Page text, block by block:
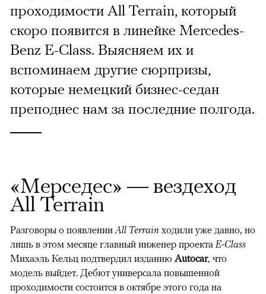
проходимости All Terrain, который
скоро появится в линейке Mercedes-
Benz E-Class. Выясняем их и
вспоминаем другие сюрпризы,
которые немецкий бизнес-седан
преподнес нам за последние полгода.
«Мерседес» — вездеход
All Terrain
Разговоры о появленииAll Terrain ходили уже давно, но
лишь в этом месяце главный инженер проекта E-Class
Михаэль Кельц подтвердил изданию Autocar, что
модель выйдет. Дебют универсала повышенной
проходимости состоится в октябре этого года на